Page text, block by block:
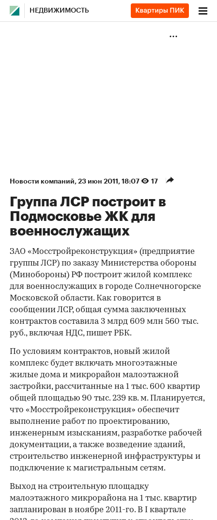
НЕДВИЖИМОСТЬ
Новости компаний⁠, 23 июн 2011, 18:07 17
Группа ЛСР построит в
Подмосковье ЖК для
военнослужащих
ЗАО «Мосстройреконструкция» (предприятие
группы ЛСР) по заказу Министерства обороны
(Минобороны) РФ построит жилой комплекс
для военнослужащих в городе Солнечногорске
Московской области. Как говорится в
сообщении ЛСР, общая сумма заключенных
контрактов составила 3 млрд 609 млн 560 тыс.
руб., включая НДС, пишет РБК.
По условиям контрактов, новый жилой
комплекс будет включать многоэтажные
жилые дома и микрорайон малоэтажной
застройки, рассчитанные на 1 тыс. 600 квартир
общей площадью 90 тыс. 239 кв. м. Планируется,
что «Мосстройреконструкция» обеспечит
выполнение работ по проектированию,
инженерным изысканиям, разработке рабочей
документации, а также возведение зданий,
строительство инженерной инфраструктуры и
подключение к магистральным сетям.
Выход на строительную площадку
малоэтажного микрорайона на 1 тыс. квартир
запланирован в ноябре 2011-го. В I квартале